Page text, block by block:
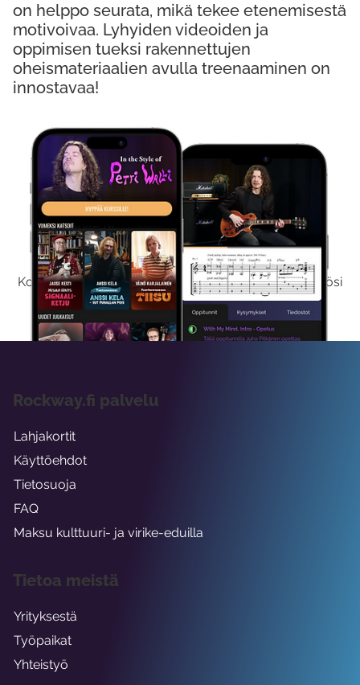
Kokeile Ilmaiseksi
Kokeilemalla ilmaiseksi saat koko sisältömme käyttöösi
viikon ajaksi.
on helppo seurata, mikä tekee etenemisestä
motivoivaa. Lyhyiden videoiden ja
oppimisen tueksi rakennettujen
oheismateriaalien avulla treenaaminen on
innostavaa!
Rockway.fi palvelu
Lahjakortit
Käyttöehdot
Tietosuoja
FAQ
Maksu kulttuuri- ja virike-eduilla
Tietoa meistä
Yrityksestä
Työpaikat
Yhteistyö